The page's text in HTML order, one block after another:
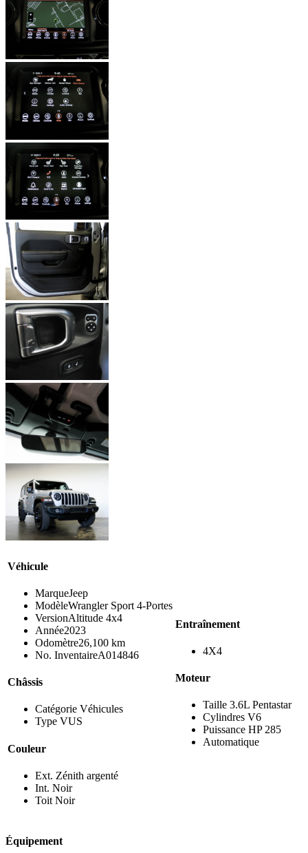
Véhicule
MarqueJeep
ModèleWrangler Sport 4-Portes
VersionAltitude 4x4
Année2023
Odomètre26,100 km
No. InventaireA014846
Châssis
Catégorie Véhicules
Type VUS
Couleur
Ext. Zénith argenté
Int. Noir
Toit Noir
Entraînement
4X4
Moteur
Taille 3.6L Pentastar
Cylindres V6
Puissance HP285
Automatique
Équipement